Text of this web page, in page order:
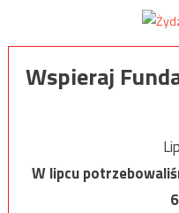
Wspieraj
W lipcu